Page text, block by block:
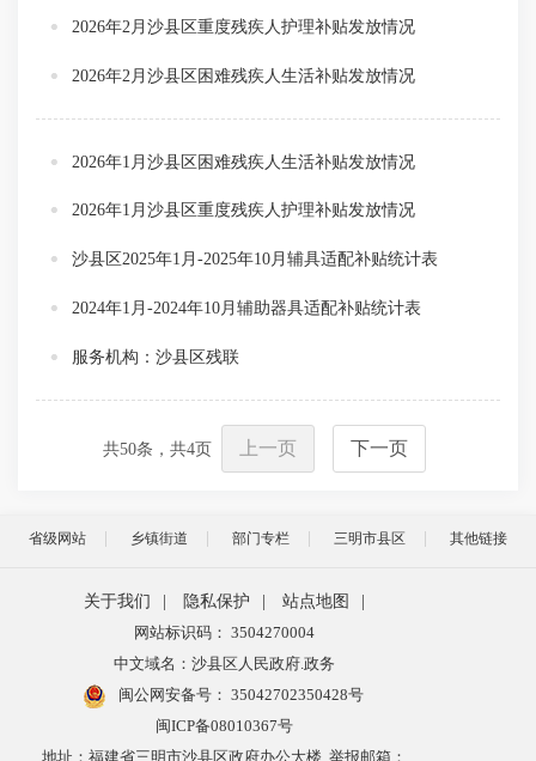
2026年2月沙县区重度残疾人护理补贴发放情况
2026年2月沙县区困难残疾人生活补贴发放情况
2026年1月沙县区困难残疾人生活补贴发放情况
2026年1月沙县区重度残疾人护理补贴发放情况
沙县区2025年1月-2025年10月辅具适配补贴统计表
2024年1月-2024年10月辅助器具适配补贴统计表
服务机构：沙县区残联
共50条，共4页 上一页 下一页
省级网站 乡镇街道 部门专栏 三明市县区 其他链接
关于我们 | 隐私保护 | 站点地图
|
网站标识码： 3504270004
中文域名：沙县区人民政府.政务
闽公网安备号： 35042702350428号
闽ICP备08010367号
地址：福建省三明市沙县区政府办公大楼 举报邮箱：